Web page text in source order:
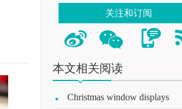
关注和订阅
本文相关阅读
Christmas window displays